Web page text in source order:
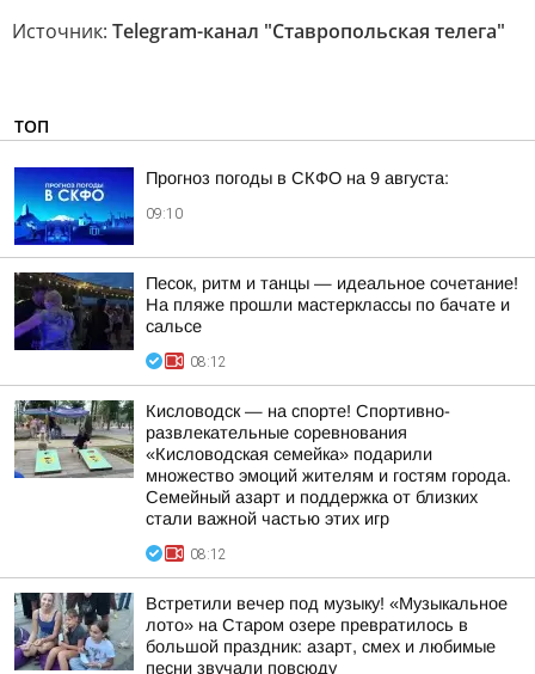
Источник: Telegram-канал "Ставропольская телега"
ТОП
Прогноз погоды в СКФО на 9 августа:
09:10
Песок, ритм и танцы — идеальное сочетание!
На пляже прошли мастерклассы по бачате и
сальсе
08:12
Кисловодск — на спорте! Спортивно-
развлекательные соревнования
«Кисловодская семейка» подарили
множество эмоций жителям и гостям города.
Семейный азарт и поддержка от близких
стали важной частью этих игр
08:12
Встретили вечер под музыку! «Музыкальное
лото» на Старом озере превратилось в
большой праздник: азарт, смех и любимые
песни звучали повсюду